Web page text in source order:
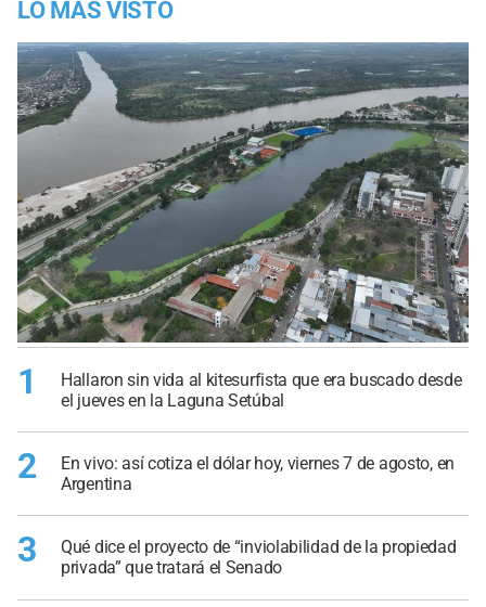
LO MÁS VISTO
1
Hallaron sin vida al kitesurfista que era buscado desde
el jueves en la Laguna Setúbal
2
En vivo: así cotiza el dólar hoy, viernes 7 de agosto, en
Argentina
3
Qué dice el proyecto de “inviolabilidad de la propiedad
privada” que tratará el Senado